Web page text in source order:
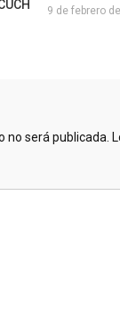
9 de febrero
no será publicada.